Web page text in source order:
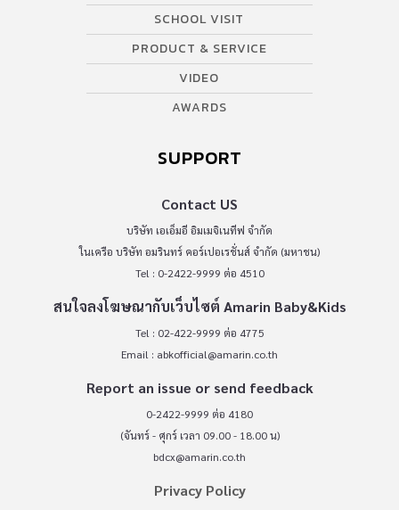
SCHOOL VISIT
PRODUCT & SERVICE
VIDEO
AWARDS
SUPPORT
Contact US
บริษัท เอเอ็มอี อิมเมจิเนทีฟ จำกัด
ในเครือ บริษัท อมรินทร์ คอร์เปอเรชั่นส์ จำกัด (มหาชน)
Tel : 0-2422-9999 ต่อ 4510
สนใจลงโฆษณากับเว็บไซต์ Amarin Baby&Kids
Tel : 02-422-9999 ต่อ 4775
Email : abkofficial@amarin.co.th
Report an issue or send feedback
0-2422-9999 ต่อ 4180
(จันทร์ - ศุกร์ เวลา 09.00 - 18.00 น)
bdcx@amarin.co.th
Privacy Policy